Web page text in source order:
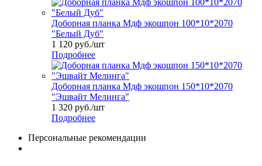
Доборная планка Мдф экошпон 100*10*2070
"Белый Дуб"
1 120 руб./шт
Подробнее
Доборная планка Мдф экошпон 150*10*2070
"Эшвайт Мелинга"
1 320 руб./шт
Подробнее
Персональные рекомендации